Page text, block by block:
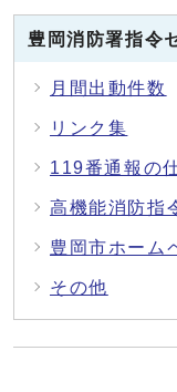
豊岡消防署指令
月間出動件数
リンク集
119番通報の
高機能消防指
豊岡市ホーム
その他